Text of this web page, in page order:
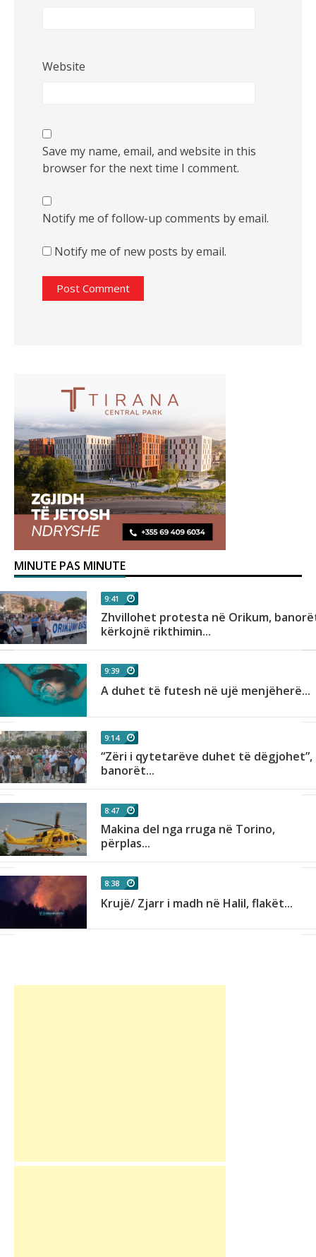
Website
Save my name, email, and website in this
browser for the next time I comment.
Notify me of follow-up comments by email.
Notify me of new posts by email.
MINUTE PAS MINUTE
9:41
Zhvillohet protesta në Orikum,
kërkojnë rikthimin...
9:39
A duhet të futesh në ujë menjëherë...
9:14
“Zëri i qytetarëve duhet të dëgjohet”,
banorët...
8:47
Makina del nga rruga në Torino,
përplas...
8:38
Krujë/ Zjarr i madh në Halil, flakët...